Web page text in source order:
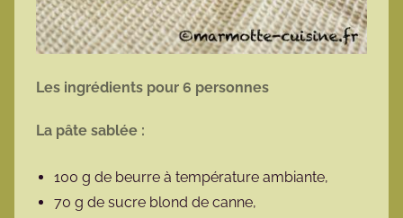
Les ingrédients pour 6 personnes
La pâte sablée :
100 g de beurre à température ambiante,
70 g de sucre blond de canne,